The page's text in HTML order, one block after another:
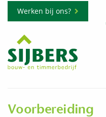
Werken bij ons?
Voorbereiding